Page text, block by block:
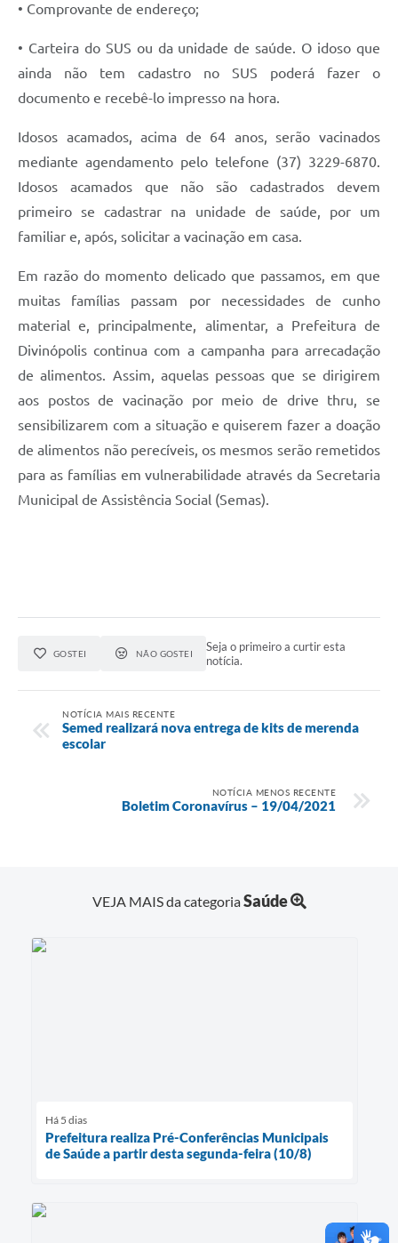
• Comprovante de endereço;
• Carteira do SUS ou da unidade de saúde. O idoso que
ainda não tem cadastro no SUS poderá fazer o
documento e recebê-lo impresso na hora.
Idosos acamados, acima de 64 anos, serão vacinados
mediante agendamento pelo telefone (37) 3229-6870.
Idosos acamados que não são cadastrados devem
primeiro se cadastrar na unidade de saúde, por um
familiar e, após, solicitar a vacinação em casa.
Em razão do momento delicado que passamos, em que
muitas famílias passam por necessidades de cunho
material e, principalmente, alimentar, a Prefeitura de
Divinópolis continua com a campanha para arrecadação
de alimentos. Assim, aquelas pessoas que se dirigirem
aos postos de vacinação por meio de drive thru, se
sensibilizarem com a situação e quiserem fazer a doação
de alimentos não perecíveis, os mesmos serão remetidos
para as famílias em vulnerabilidade através da Secretaria
Municipal de Assistência Social (Semas).
GOSTEI NÃO GOSTEI
Seja o primeiro a curtir esta
notícia.
NOTÍCIA MAIS RECENTE
Semed realizará nova entrega de kits de merenda
escolar
NOTÍCIA MENOS RECENTE
Boletim Coronavírus – 19/04/2021
VEJA MAIS da categoriaSaúde
Há 5 dias
Prefeitura realiza Pré-Conferências Municipais
de Saúde a partir desta segunda-feira (10/8)